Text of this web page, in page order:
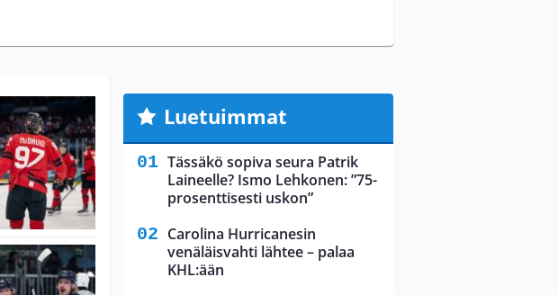
Luetuimmat
Tässäkö sopiva seura Patrik
Laineelle? Ismo Lehkonen: ”75-
prosenttisesti uskon”
Carolina Hurricanesin
venäläisvahti lähtee – palaa
KHL:ään